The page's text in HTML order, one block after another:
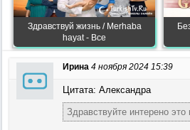
Здравствуй жизнь / Merhaba
hayat - Все
Ирина 4 ноября 2024 15:39
Цитата: Александра
Здравствуйте интерено